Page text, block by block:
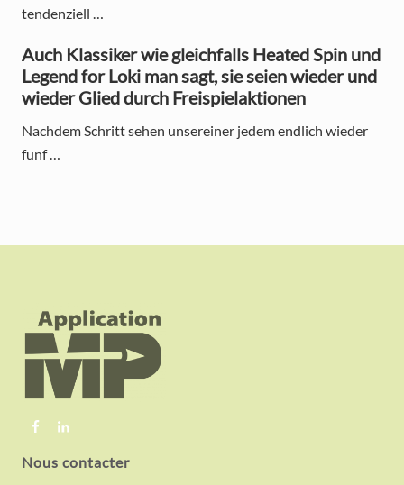
tendenziell …
Auch Klassiker wie gleichfalls Heated Spin und
Legend for Loki man sagt, sie seien wieder und
wieder Glied durch Freispielaktionen
Nachdem Schritt sehen unsereiner jedem endlich wieder
funf …
Nous contacter